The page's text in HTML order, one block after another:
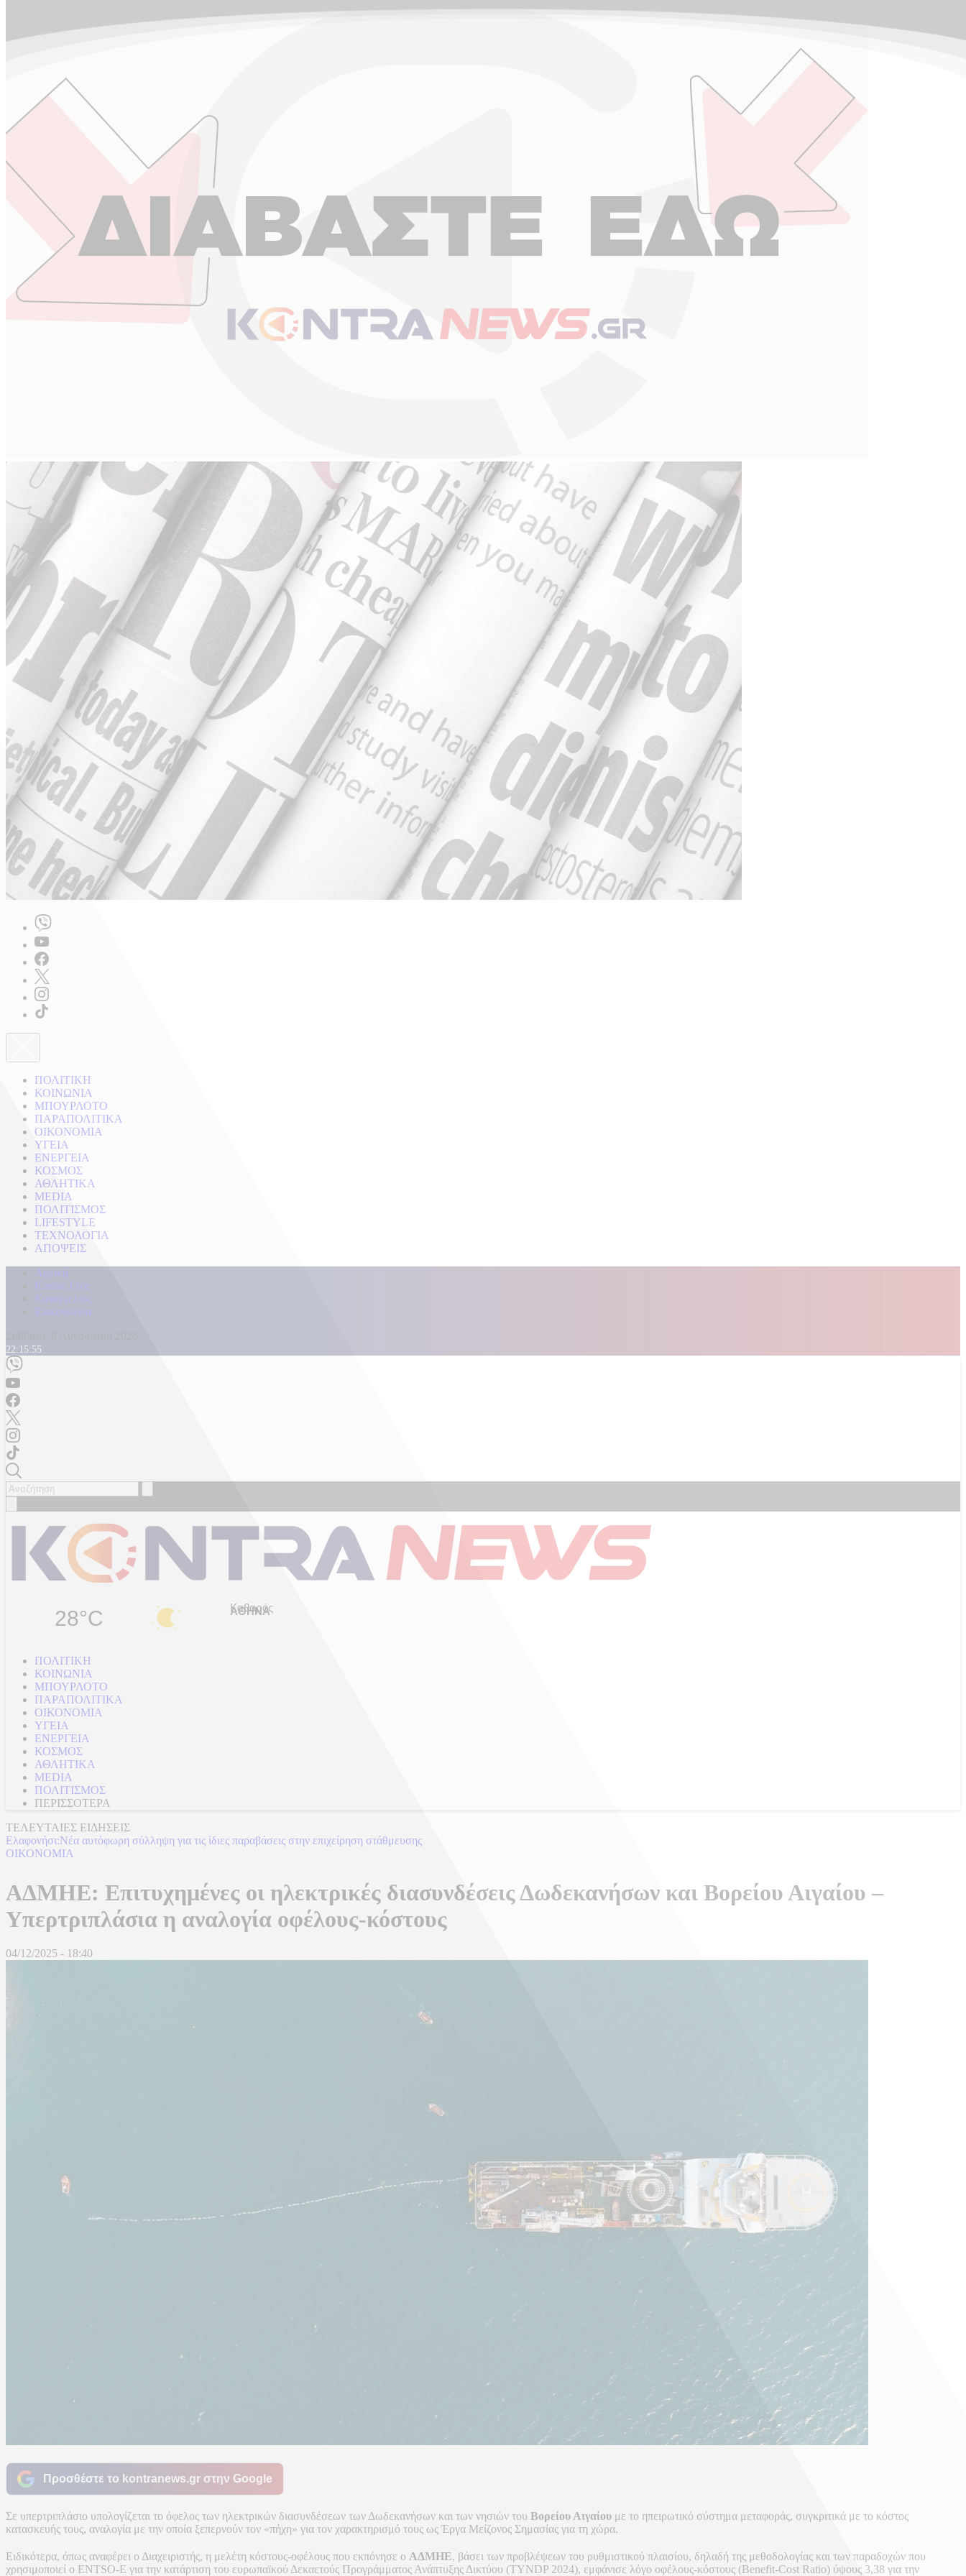
ΠΟΛΙΤΙΚΗ
ΚΟΙΝΩΝΙΑ
ΜΠΟΥΡΛΟΤΟ
ΠΑΡΑΠΟΛΙΤΙΚΑ
ΟΙΚΟΝΟΜΙΑ
ΥΓΕΙΑ
ΕΝΕΡΓΕΙΑ
ΚΟΣΜΟΣ
ΑΘΛΗΤΙΚΑ
MEDIA
ΠΟΛΙΤΙΣΜΟΣ
LIFESTYLE
ΤΕΧΝΟΛΟΓΙΑ
ΑΠΟΨΕΙΣ
Αρχική
Kontra Live
Καταγγελίες
Επικοινωνία
22:15:57
28°C Καθαρός
ΠΟΛΙΤΙΚΗ
ΚΟΙΝΩΝΙΑ
ΜΠΟΥΡΛΟΤΟ
ΠΑΡΑΠΟΛΙΤΙΚΑ
ΟΙΚΟΝΟΜΙΑ
ΥΓΕΙΑ
ΕΝΕΡΓΕΙΑ
ΚΟΣΜΟΣ
ΑΘΛΗΤΙΚΑ
MEDIA
ΠΟΛΙΤΙΣΜΟΣ
ΠΕΡΙΣΣΟΤΕΡΑ
ΤΕΛΕΥΤΑΙΕΣ ΕΙΔΗΣΕΙΣ
Ελαφονήσι:Νέα αυτόφωρη σύλληψη για τις ίδιες παραβάσεις στην επιχείρηση στάθμευσης
ΟΙΚΟΝΟΜΙΑ
ΑΔΜΗΕ: Επιτυχημένες οι ηλεκτρικές διασυνδέσεις Δωδεκανήσων και Βορείου Αιγαίου –
Υπερτριπλάσια η αναλογία οφέλους-κόστους
04/12/2025 - 18:40
Προσθέστε το kontranews.gr στην Google
Σε υπερτριπλάσιο υπολογίζεται το όφελος των ηλεκτρικών διασυνδέσεων των Δωδεκανήσων και των νησιών του Βορείου Αιγαίου με το ηπειρωτικό σύστημα μεταφοράς, συγκριτικά με το κόστος
κατασκευής τους, αναλογία με την οποία ξεπερνούν τον «πήχη» για τον χαρακτηρισμό τους ως Έργα Μείζονος Σημασίας για τη χώρα.
Ειδικότερα, όπως αναφέρει ο Διαχειριστής, η μελέτη κόστους-οφέλους που εκπόνησε ο ΑΔΜΗΕ, βάσει των προβλέψεων του ρυθμιστικού πλαισίου, δηλαδή της μεθοδολογίας και των παραδοχών που
χρησιμοποιεί ο ENTSO-E για την κατάρτιση του ευρωπαϊκού Δεκαετούς Προγράμματος Ανάπτυξης Δικτύου (TYNDP 2024), εμφάνισε λόγο οφέλους-κόστους (Benefit-Cost Ratio) ύψους 3,38 για την